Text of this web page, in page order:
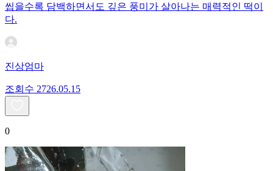
씹을수록 담백하면서도 깊은 풍미가 살아나는 매력적인 떡이
다.
진상엄마
조회수 2726.05.15
0